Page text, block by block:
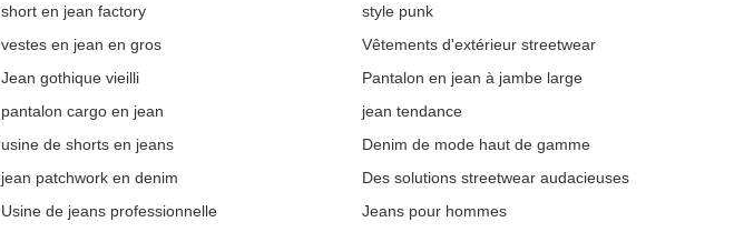
short en jean factory
style punk
vestes en jean en gros
Vêtements d'extérieur streetwear
Jean gothique vieilli
Pantalon en jean à jambe large
pantalon cargo en jean
jean tendance
usine de shorts en jeans
Denim de mode haut de gamme
jean patchwork en denim
Des solutions streetwear audacieuses
Usine de jeans professionnelle
Jeans pour hommes